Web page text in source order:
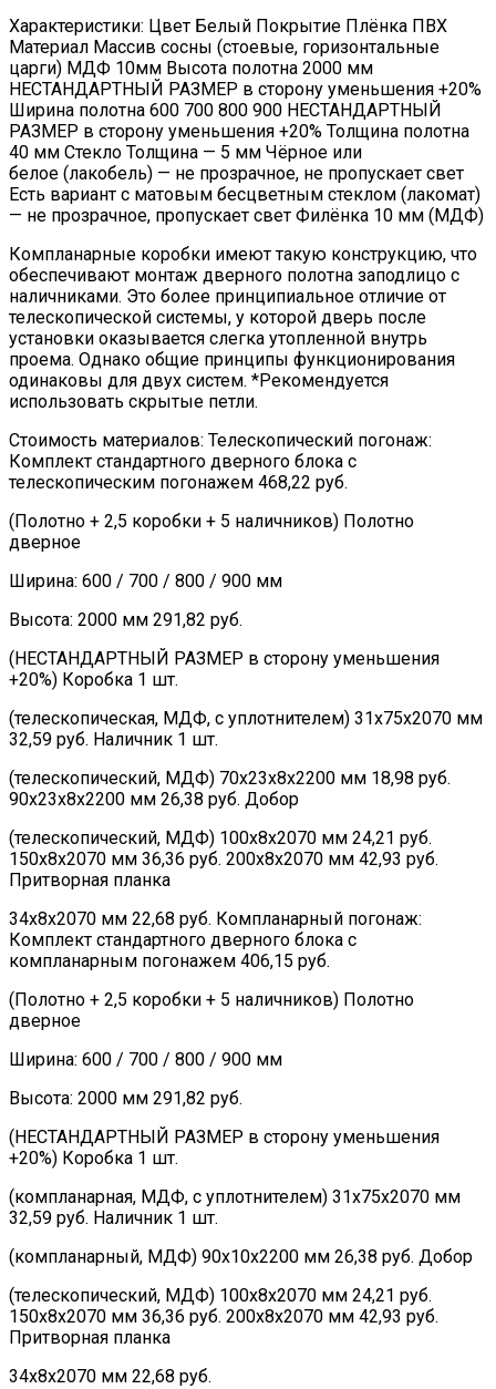
Характеристики: Цвет Белый Покрытие Плёнка ПВХ
Материал Массив сосны (стоевые, горизонтальные
царги) МДФ 10мм Высота полотна 2000 мм
НЕСТАНДАРТНЫЙ РАЗМЕР в сторону уменьшения +20%
Ширина полотна 600 700 800 900 НЕСТАНДАРТНЫЙ
РАЗМЕР в сторону уменьшения +20% Толщина полотна
40 мм Стекло Толщина — 5 мм Чёрное или
белое (лакобель) — не прозрачное, не пропускает свет
Есть вариант с матовым бесцветным стеклом (лакомат)
— не прозрачное, пропускает свет Филёнка 10 мм (МДФ)
Компланарные коробки имеют такую конструкцию, что
обеспечивают монтаж дверного полотна заподлицо с
наличниками. Это более принципиальное отличие от
телескопической системы, у которой дверь после
установки оказывается слегка утопленной внутрь
проема. Однако общие принципы функционирования
одинаковы для двух систем. *Рекомендуется
использовать скрытые петли.
Стоимость материалов: Телескопический погонаж:
Комплект стандартного дверного блока с
телескопическим погонажем 468,22 руб.
(Полотно + 2,5 коробки + 5 наличников) Полотно
дверное
Ширина: 600 / 700 / 800 / 900 мм
Высота: 2000 мм 291,82 руб.
(НЕСТАНДАРТНЫЙ РАЗМЕР в сторону уменьшения
+20%) Коробка 1 шт.
(телескопическая, МДФ, с уплотнителем) 31х75х2070 мм
32,59 руб. Наличник 1 шт.
(телескопический, МДФ) 70х23х8х2200 мм 18,98 руб.
90х23х8х2200 мм 26,38 руб. Добор
(телескопический, МДФ) 100х8х2070 мм 24,21 руб.
150х8х2070 мм 36,36 руб. 200х8х2070 мм 42,93 руб.
Притворная планка
34х8х2070 мм 22,68 руб. Компланарный погонаж:
Комплект стандартного дверного блока с
компланарным погонажем 406,15 руб.
(Полотно + 2,5 коробки + 5 наличников) Полотно
дверное
Ширина: 600 / 700 / 800 / 900 мм
Высота: 2000 мм 291,82 руб.
(НЕСТАНДАРТНЫЙ РАЗМЕР в сторону уменьшения
+20%) Коробка 1 шт.
(компланарная, МДФ, с уплотнителем) 31х75х2070 мм
32,59 руб. Наличник 1 шт.
(компланарный, МДФ) 90х10х2200 мм 26,38 руб. Добор
(телескопический, МДФ) 100х8х2070 мм 24,21 руб.
150х8х2070 мм 36,36 руб. 200х8х2070 мм 42,93 руб.
Притворная планка
34х8х2070 мм 22,68 руб.